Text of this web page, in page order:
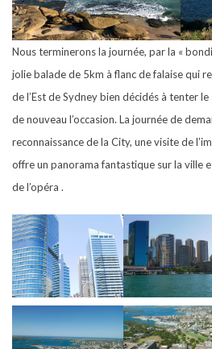
Nous terminerons la journée, par la «
jolie balade de 5km à flanc de falaise qui
de l’Est de Sydney bien décidés à tenter
de nouveau l’occasion. La journée de
reconnaissance de la City, une visite de
offre un panorama fantastique sur la ville
de l’opéra .